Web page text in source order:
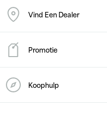
Vind Een Dealer
Promotie
Koophulp